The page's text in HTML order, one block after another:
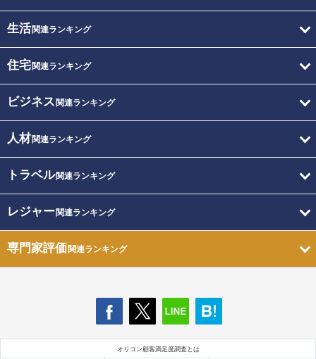
生活関連ランキング
住宅関連ランキング
ビジネス 関連ランキング
人材関連ランキング
トラベル関連ランキング
レジャー関連ランキング
専門家評価関連ランキング
オリコン顧客満足度調査とは